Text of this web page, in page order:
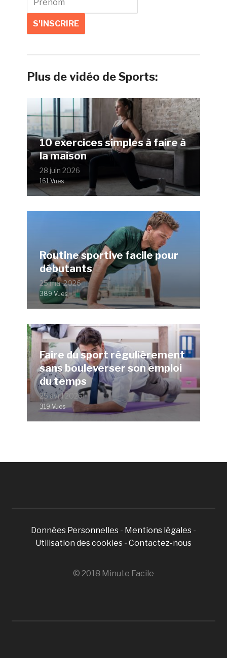
Plus de vidéo de Sports:
10 exercices simples à faire à
la maison
28 juin 2026
161 Vues
Routine sportive facile pour
débutants
25 mai 2026
389 Vues
Faire du sport régulièrement
sans bouleverser son emploi
du temps
25 avril 2026
319 Vues
Données Personnelles - Mentions légales -
Utilisation des cookies - Contactez-nous
© 2018 Minute Facile